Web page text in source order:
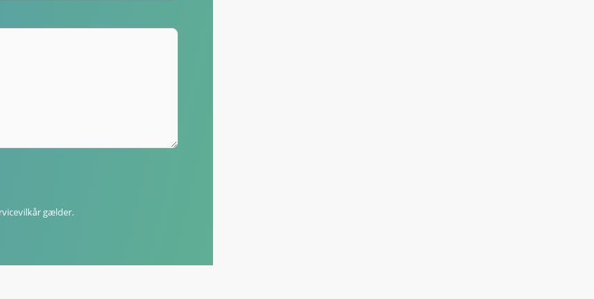
gælder.